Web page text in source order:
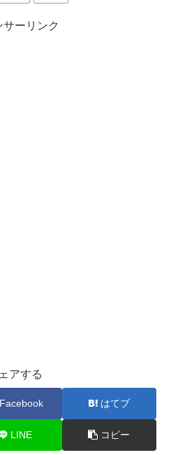
サーリンク
アする
Facebook はてブ
LINE コピー